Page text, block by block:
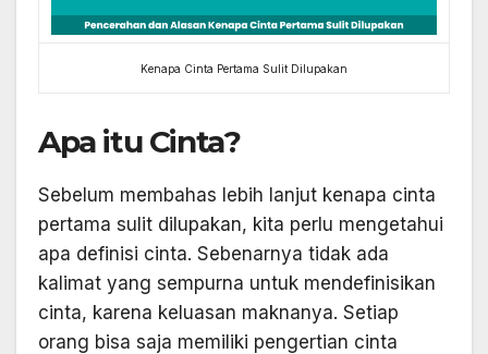
Kenapa Cinta Pertama Sulit Dilupakan
Apa itu Cinta?
Sebelum membahas lebih lanjut kenapa cinta
pertama sulit dilupakan, kita perlu mengetahui
apa definisi cinta. Sebenarnya tidak ada
kalimat yang sempurna untuk mendefinisikan
cinta, karena keluasan maknanya. Setiap
orang bisa saja memiliki pengertian cinta